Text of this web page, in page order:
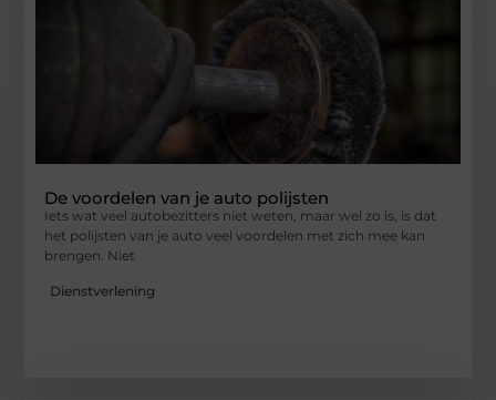
De voordelen van je auto polijsten
Iets wat veel autobezitters niet weten, maar wel zo is, is dat
het polijsten van je auto veel voordelen met zich mee kan
brengen. Niet
Dienstverlening